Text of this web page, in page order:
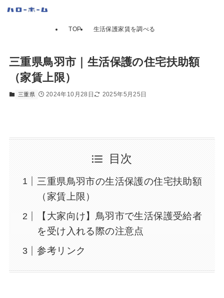
TOP 生活保護家賃を調べる
三重県鳥羽市｜生活保護の住宅扶助額
（家賃上限）
三重県 2024年10月28日 2025年5月25日
目次
三重県鳥羽市の生活保護の住宅扶助額
（家賃上限）
【大家向け】鳥羽市で生活保護受給者
を受け入れる際の注意点
参考リンク